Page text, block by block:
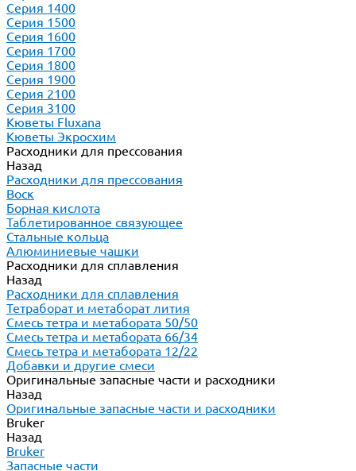
Серия 1400
Серия 1500
Серия 1600
Серия 1700
Серия 1800
Серия 1900
Серия 2100
Серия 3100
Кюветы Fluxana
Кюветы Экросхим
Расходники для прессования
Назад
Расходники для прессования
Воск
Борная кислота
Таблетированное связующее
Стальные кольца
Алюминиевые чашки
Расходники для сплавления
Назад
Расходники для сплавления
Тетраборат и метаборат лития
Смесь тетра и метабората 50/50
Смесь тетра и метабората 66/34
Смесь тетра и метабората 12/22
Добавки и другие смеси
Оригинальные запасные части и расходники
Назад
Оригинальные запасные части и расходники
Bruker
Назад
Bruker
Запасные части